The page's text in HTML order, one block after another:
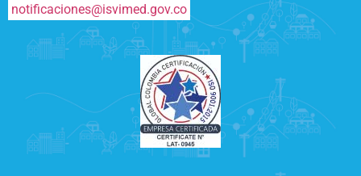
notificaciones@isvimed.gov.co